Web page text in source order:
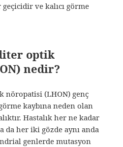
ve kalıcı görme
optik
nedir?
nöropatisi (LHON) genç
kaybına neden olan
Hastalık her ne kadar
da her iki gözde aynı anda
genlerde mutasyon